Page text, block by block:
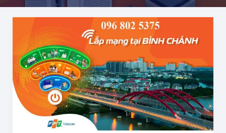
Telecom
Bình
Chánh
–
Lắp
Mạng
FPT:
0968025375